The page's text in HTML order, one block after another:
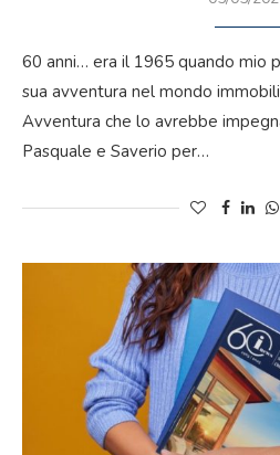
60 anni… era il 1965 quando mio
sua avventura nel mondo
Avventura che lo avrebbe
Pasquale e Saverio per…